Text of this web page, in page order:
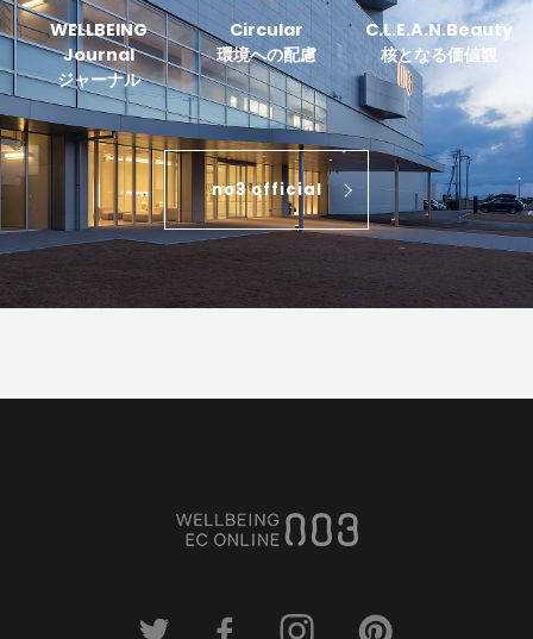
WELLBEING
Journal
ジャーナル
Circular
環境への配慮
C.L.E.A.N.Beauty
核となる価値観
no3 official